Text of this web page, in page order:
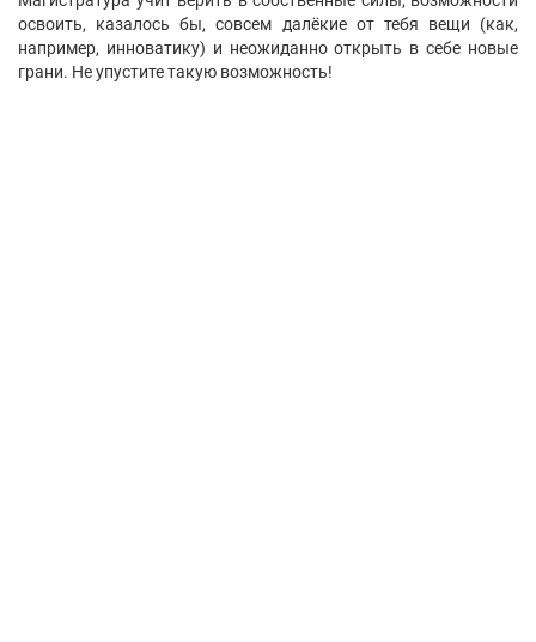
освоить, казалось бы, совсем далёкие от тебя вещи (как,
например, инноватику) и неожиданно открыть в себе новые
грани. Не упустите такую возможность!